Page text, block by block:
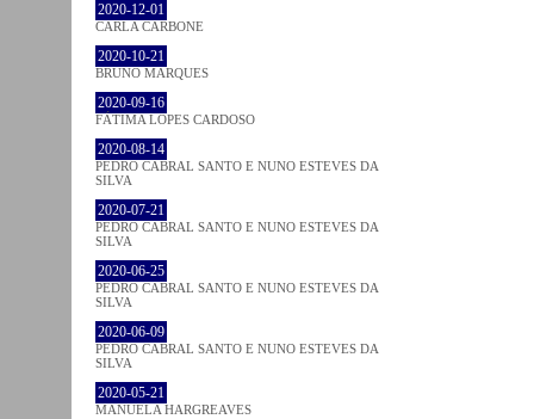
2020-12-01
CARLA CARBONE
2020-10-21
BRUNO MARQUES
2020-09-16
FÁTIMA LOPES CARDOSO
2020-08-14
PEDRO CABRAL SANTO E NUNO ESTEVES DA
SILVA
2020-07-21
PEDRO CABRAL SANTO E NUNO ESTEVES DA
SILVA
2020-06-25
PEDRO CABRAL SANTO E NUNO ESTEVES DA
SILVA
2020-06-09
PEDRO CABRAL SANTO E NUNO ESTEVES DA
SILVA
2020-05-21
MANUELA HARGREAVES